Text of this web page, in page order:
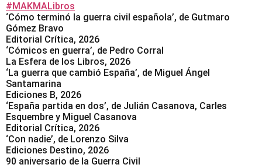
#MAKMALibros
‘Cómo terminó la guerra civil española’, de Gutmaro
Gómez Bravo
Editorial Crítica, 2026
‘Cómicos en guerra’, de Pedro Corral
La Esfera de los Libros, 2026
‘La guerra que cambió España’, de Miguel Ángel
Santamarina
Ediciones B, 2026
‘España partida en dos’, de Julián Casanova, Carles
Esquembre y Miguel Casanova
Editorial Crítica, 2026
‘Con nadie’, de Lorenzo Silva
Ediciones Destino, 2026
90 aniversario de la Guerra Civil